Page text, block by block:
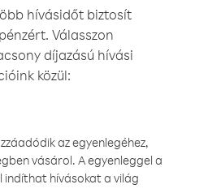
hívásidőt biztosít
Válasszon
díjazású hívási
közül:
az egyenlegéhez,
vásárol. A egyenleggel a
hívásokat a világ